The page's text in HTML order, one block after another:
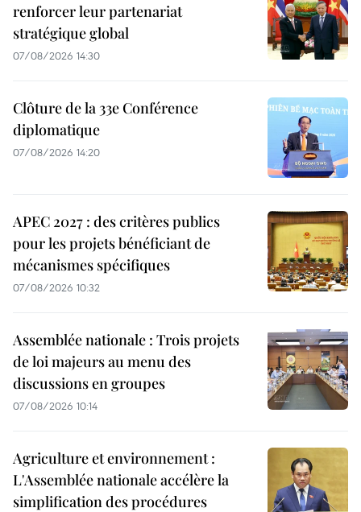
renforcer leur partenariat
stratégique global
07/08/2026 14:30
Clôture de la 33e Conférence
diplomatique
07/08/2026 14:20
APEC 2027 : des critères publics
pour les projets bénéficiant de
mécanismes spécifiques
07/08/2026 10:32
Assemblée nationale : Trois projets
de loi majeurs au menu des
discussions en groupes
07/08/2026 10:14
Agriculture et environnement :
L'Assemblée nationale accélère la
simplification des procédures